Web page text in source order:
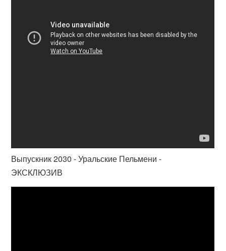
Выпускник 2030 - Уральские Пельмени -
ЭКСКЛЮЗИВ